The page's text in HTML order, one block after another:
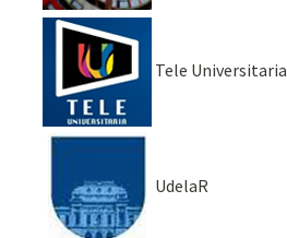
Tele Universitaria
UdelaR